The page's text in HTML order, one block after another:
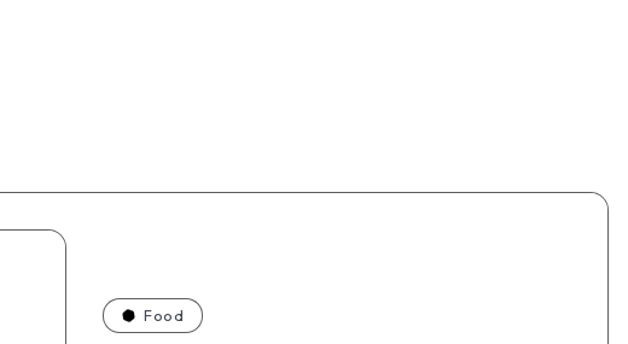
Food